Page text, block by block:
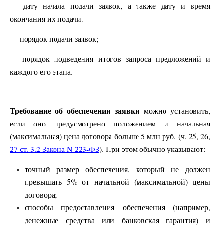
— дату начала подачи заявок, а также дату и время
окончания их подачи;
— порядок подачи заявок;
— порядок подведения итогов запроса предложений и
каждого его этапа.
Требование об обеспечении заявкиможно установить,
если оно предусмотрено положением и начальная
(максимальная) цена договора больше 5 млн руб. (ч. 25, 26,
27 ст. 3.2 Закона N 223-ФЗ). При этом обычно указывают:
точный размер обеспечения, который не должен
превышать 5% от начальной (максимальной) цены
договора;
способы предоставления обеспечения (например,
денежные средства или банковская гарантия) и